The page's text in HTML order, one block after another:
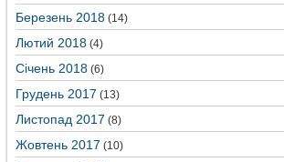
Березень 2018 (14)
Лютий 2018 (4)
Січень 2018 (6)
Грудень 2017 (13)
Листопад 2017 (8)
Жовтень 2017 (10)